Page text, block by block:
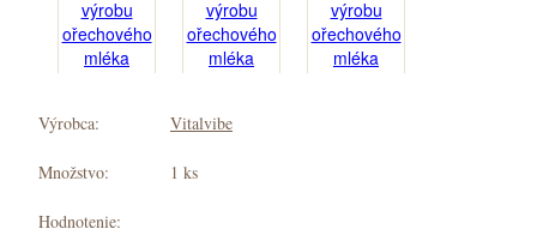
Výrobca: Vitalvibe
Množstvo: 1 ks
Hodnotenie: